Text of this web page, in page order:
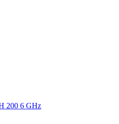
200 6 GHz